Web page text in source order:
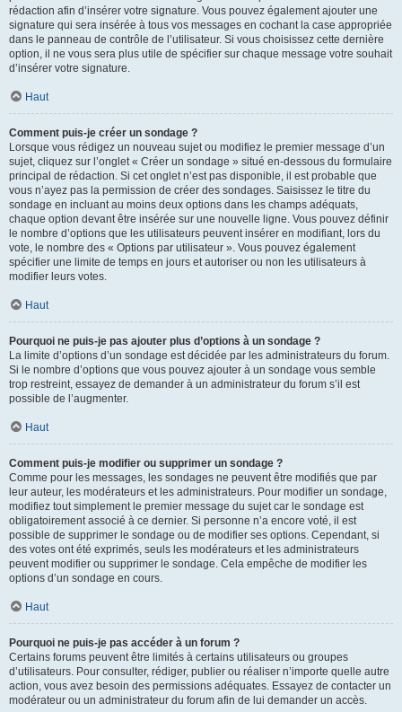
rédaction afin d’insérer votre signature. Vous pouvez également ajouter une
signature qui sera insérée à tous vos messages en cochant la case appropriée
dans le panneau de contrôle de l’utilisateur. Si vous choisissez cette dernière
option, il ne vous sera plus utile de spécifier sur chaque message votre souhait
d’insérer votre signature.
Haut
Comment puis-je créer un sondage ?
Lorsque vous rédigez un nouveau sujet ou modifiez le premier message d’un
sujet, cliquez sur l’onglet « Créer un sondage » situé en-dessous du formulaire
principal de rédaction. Si cet onglet n’est pas disponible, il est probable que
vous n’ayez pas la permission de créer des sondages. Saisissez le titre du
sondage en incluant au moins deux options dans les champs adéquats,
chaque option devant être insérée sur une nouvelle ligne. Vous pouvez définir
le nombre d’options que les utilisateurs peuvent insérer en modifiant, lors du
vote, le nombre des « Options par utilisateur ». Vous pouvez également
spécifier une limite de temps en jours et autoriser ou non les utilisateurs à
modifier leurs votes.
Haut
Pourquoi ne puis-je pas ajouter plus d’options à un sondage ?
La limite d’options d’un sondage est décidée par les administrateurs du forum.
Si le nombre d’options que vous pouvez ajouter à un sondage vous semble
trop restreint, essayez de demander à un administrateur du forum s’il est
possible de l’augmenter.
Haut
Comment puis-je modifier ou supprimer un sondage ?
Comme pour les messages, les sondages ne peuvent être modifiés que par
leur auteur, les modérateurs et les administrateurs. Pour modifier un sondage,
modifiez tout simplement le premier message du sujet car le sondage est
obligatoirement associé à ce dernier. Si personne n’a encore voté, il est
possible de supprimer le sondage ou de modifier ses options. Cependant, si
des votes ont été exprimés, seuls les modérateurs et les administrateurs
peuvent modifier ou supprimer le sondage. Cela empêche de modifier les
options d’un sondage en cours.
Haut
Pourquoi ne puis-je pas accéder à un forum ?
Certains forums peuvent être limités à certains utilisateurs ou groupes
d’utilisateurs. Pour consulter, rédiger, publier ou réaliser n’importe quelle autre
action, vous avez besoin des permissions adéquates. Essayez de contacter un
modérateur ou un administrateur du forum afin de lui demander un accès.